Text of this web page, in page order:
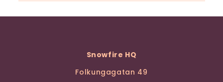
Snowfire HQ
Folkungagatan 49